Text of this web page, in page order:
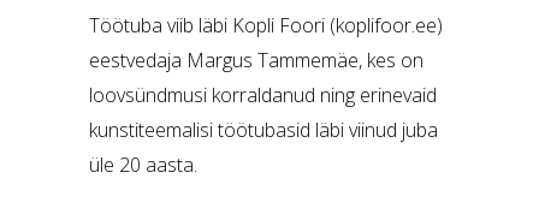
Töötuba viib läbi Kopli Foori (koplifoor.ee)
eestvedaja Margus Tammemäe, kes on
loovsündmusi korraldanud ning erinevaid
kunstiteemalisi töötubasid läbi viinud juba
üle 20 aasta.